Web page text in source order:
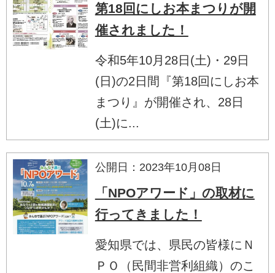
第18回にしお本まつりが開
催されました！
令和5年10月28日(土)・29日
(日)の2日間『第18回にしお本
まつり』が開催され、28日
(土)に...
公開日：2023年10月08日
「NPOアワード」の取材に
行ってきました！
愛知県では、県民の皆様にＮ
ＰＯ（民間非営利組織）のこ